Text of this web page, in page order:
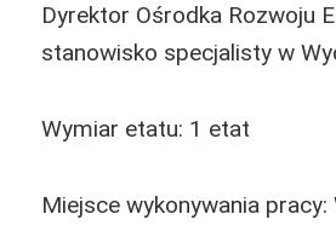
Dyrektor Ośrodka Rozwoju
stanowisko specjalisty w
Wymiar etatu: 1 etat
Miejsce wykonywania